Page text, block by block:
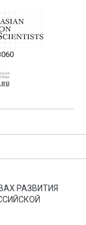
—
в
журнале
статей в
РАЗВИТИЯ